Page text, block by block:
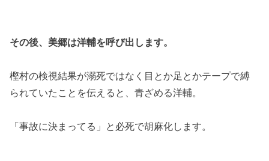
その後、美郷は洋輔を呼び出します。
樫村の検視結果が溺死ではなく目とか足とかテープで縛
られていたことを伝えると、青ざめる洋輔。
「事故に決まってる」と必死で胡麻化します。